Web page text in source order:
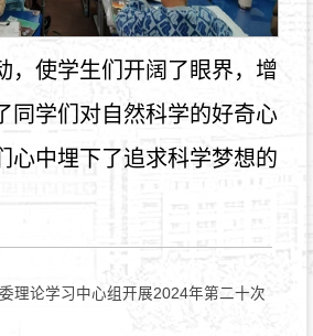
，使学生们开阔了眼界，增
同学们对自然科学的好奇心
心中埋下了追求科学梦想的
理论学习中心组开展2024年第二十次